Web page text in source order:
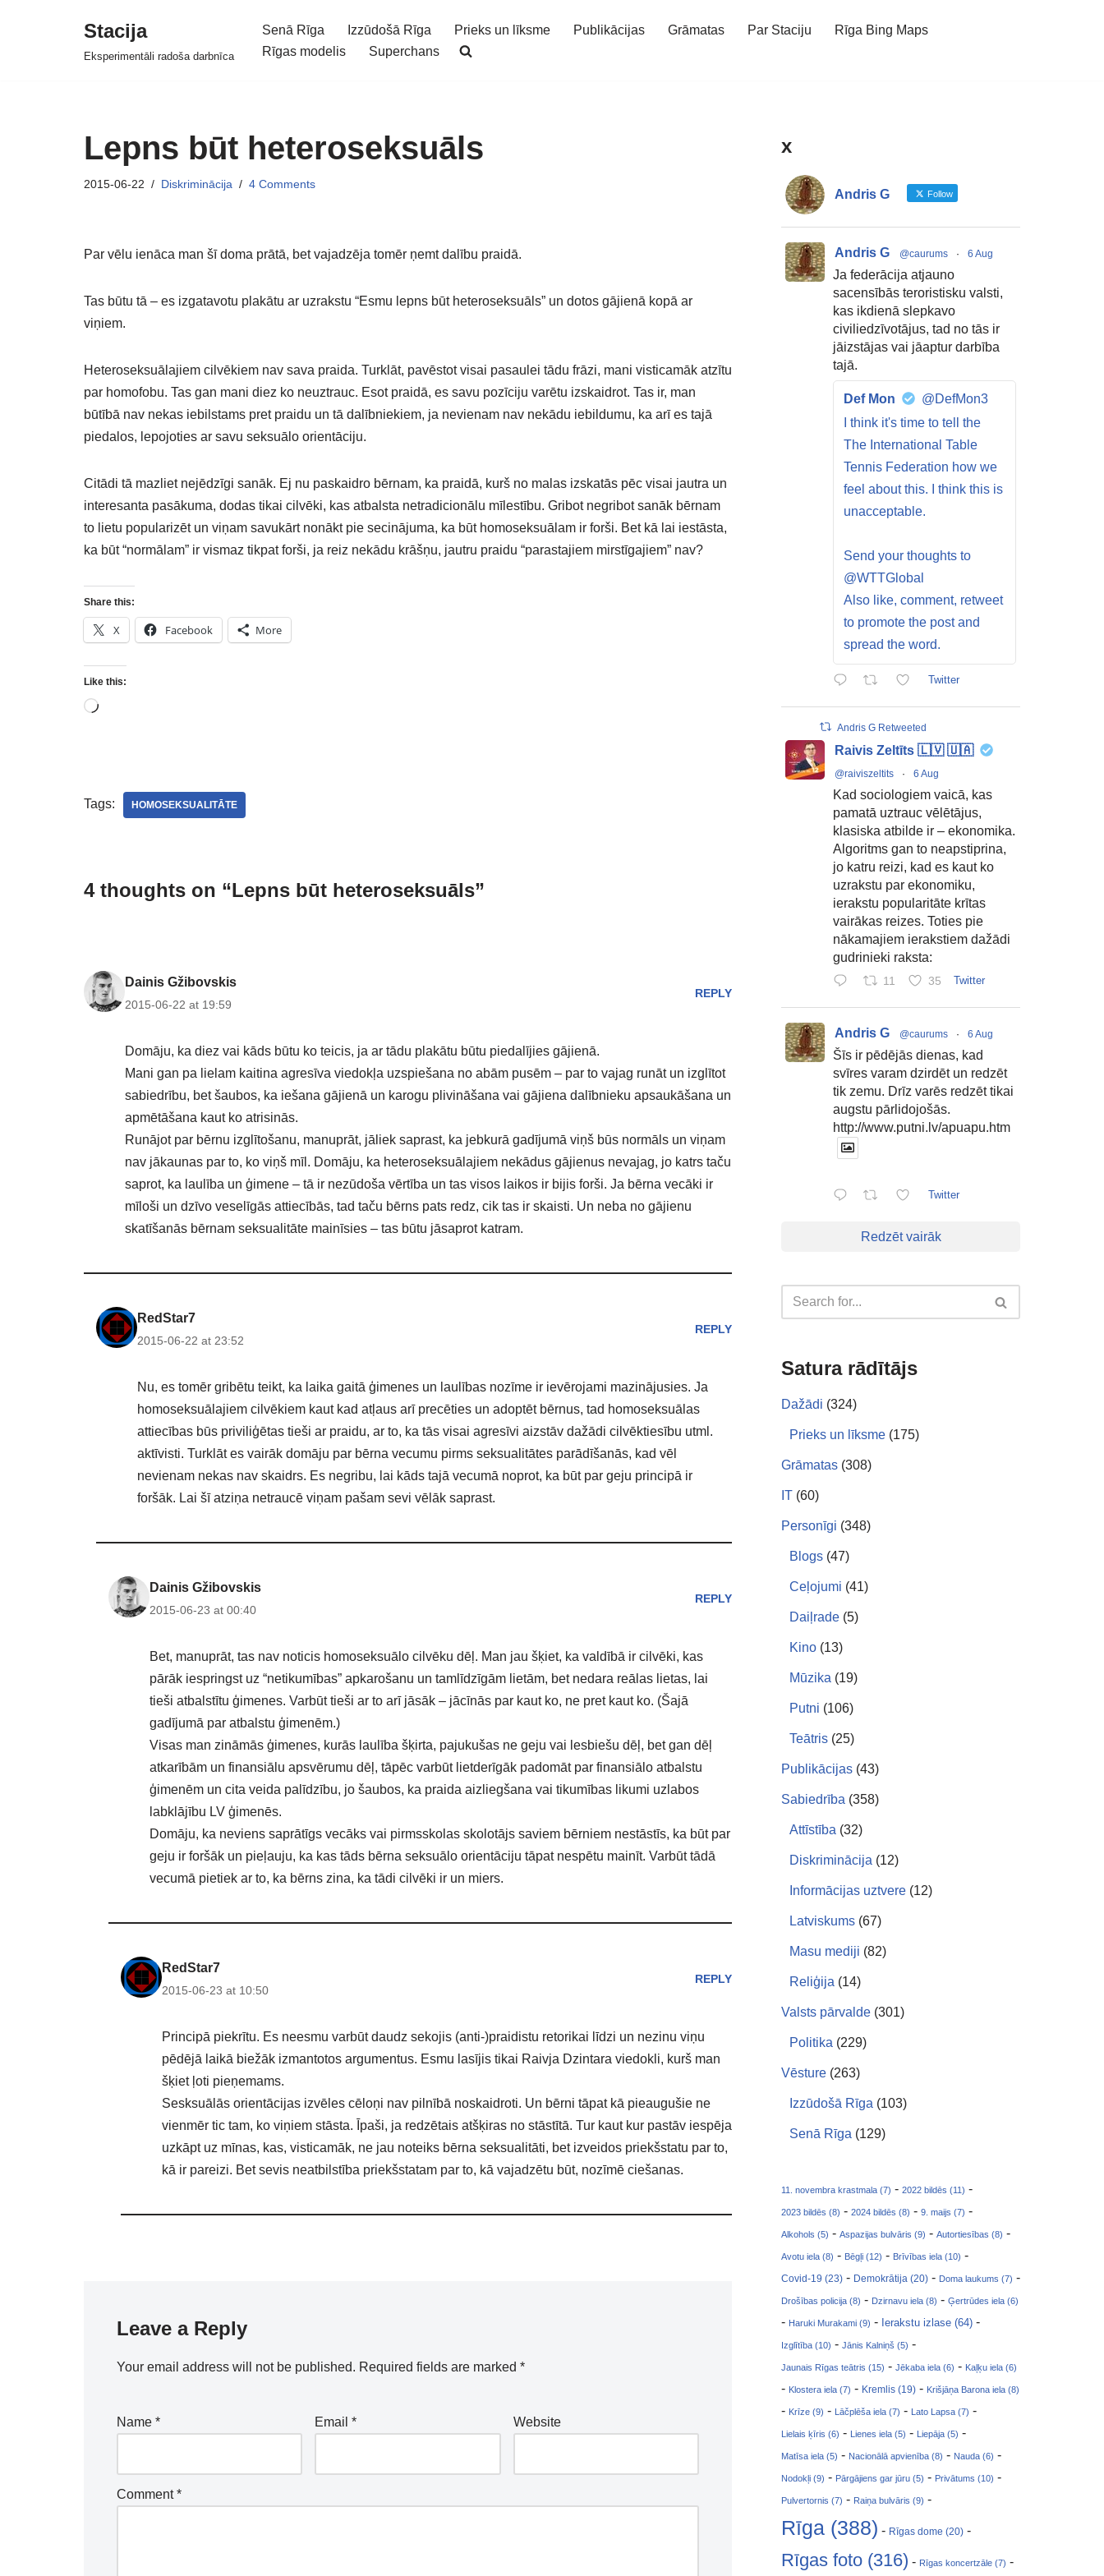
Stacija
Eksperimentāli radoša darbnīca
Senā Rīga Izzūdošā Rīga Prieks un līksme Publikācijas Grāmatas Par Staciju
Rīga Bing Maps
Rīgas modelis
Superchans
Lepns būt heteroseksuāls
2015-06-22 Diskriminācija 4 Comments
Par vēlu ienāca man šī doma prātā, bet vajadzēja tomēr ņemt dalību praidā.
Tas būtu tā – es izgatavotu plakātu ar uzrakstu “Esmu lepns būt heteroseksuāls” un dotos gājienā kopā ar
viņiem.
Heteroseksuālajiem cilvēkiem nav sava praida. Turklāt, pavēstot visai pasaulei tādu frāzi, mani visticamāk atzītu
par homofobu. Tas gan mani diez ko neuztrauc. Esot praidā, es savu pozīciju varētu izskaidrot. Tas ir, man
būtībā nav nekas iebilstams pret praidu un tā dalībniekiem, ja nevienam nav nekādu iebildumu, ka arī es tajā
piedalos, lepojoties ar savu seksuālo orientāciju.
Citādi tā mazliet nejēdzīgi sanāk. Ej nu paskaidro bērnam, ka praidā, kurš no malas izskatās pēc visai jautra un
interesanta pasākuma, dodas tikai cilvēki, kas atbalsta netradicionālu mīlestību. Gribot negribot sanāk bērnam
to lietu popularizēt un viņam savukārt nonākt pie secinājuma, ka būt homoseksuālam ir forši. Bet kā lai iestāsta,
ka būt “normālam” ir vismaz tikpat forši, ja reiz nekādu krāšņu, jautru praidu “parastajiem mirstīgajiem” nav?
Share this:
X Facebook More
Like this:
Tags: HOMOSEKSUALITĀTE
4 thoughts on “Lepns būt heteroseksuāls”
Dainis Gžibovskis
2015-06-22 at 19:59
REPLY
Domāju, ka diez vai kāds būtu ko teicis, ja ar tādu plakātu būtu piedalījies gājienā.
Mani gan pa lielam kaitina agresīva viedokļa uzspiešana no abām pusēm – par to vajag runāt un izglītot
sabiedrību, bet šaubos, ka iešana gājienā un karogu plivināšana vai gājiena dalībnieku apsaukāšana un
apmētāšana kaut ko atrisinās.
Runājot par bērnu izglītošanu, manuprāt, jāliek saprast, ka jebkurā gadījumā viņš būs normāls un viņam
nav jākaunas par to, ko viņš mīl. Domāju, ka heteroseksuālajiem nekādus gājienus nevajag, jo katrs taču
saprot, ka laulība un ģimene – tā ir nezūdoša vērtība un tas visos laikos ir bijis forši. Ja bērna vecāki ir
mīloši un dzīvo veselīgās attiecībās, tad taču bērns pats redz, cik tas ir skaisti. Un neba no gājienu
skatīšanās bērnam seksualitāte mainīsies – tas būtu jāsaprot katram.
RedStar7
2015-06-22 at 23:52
REPLY
Nu, es tomēr gribētu teikt, ka laika gaitā ģimenes un laulības nozīme ir ievērojami mazinājusies. Ja
homoseksuālajiem cilvēkiem kaut kad atļaus arī precēties un adoptēt bērnus, tad homoseksuālas
attiecības būs priviliģētas tieši ar praidu, ar to, ka tās visai agresīvi aizstāv dažādi cilvēktiesību utml.
aktīvisti. Turklāt es vairāk domāju par bērna vecumu pirms seksualitātes parādīšanās, kad vēl
nevienam nekas nav skaidrs. Es negribu, lai kāds tajā vecumā noprot, ka būt par geju principā ir
foršāk. Lai šī atziņa netraucē viņam pašam sevi vēlāk saprast.
Dainis Gžibovskis
2015-06-23 at 00:40
REPLY
Bet, manuprāt, tas nav noticis homoseksuālo cilvēku dēļ. Man jau šķiet, ka valdībā ir cilvēki, kas
pārāk iespringst uz “netikumības” apkarošanu un tamlīdzīgām lietām, bet nedara reālas lietas, lai
tieši atbalstītu ģimenes. Varbūt tieši ar to arī jāsāk – jācīnās par kaut ko, ne pret kaut ko. (Šajā
gadījumā par atbalstu ģimenēm.)
Visas man zināmās ģimenes, kurās laulība šķirta, pajukušas ne geju vai lesbiešu dēļ, bet gan dēļ
atkarībām un finansiālu apsvērumu dēļ, tāpēc varbūt lietderīgāk padomāt par finansiālo atbalstu
ģimenēm un cita veida palīdzību, jo šaubos, ka praida aizliegšana vai tikumības likumi uzlabos
labklājību LV ģimenēs.
Domāju, ka neviens saprātīgs vecāks vai pirmsskolas skolotājs saviem bērniem nestāstīs, ka būt par
geju ir foršāk un pieļauju, ka kas tāds bērna seksuālo orientāciju tāpat nespētu mainīt. Varbūt tādā
vecumā pietiek ar to, ka bērns zina, ka tādi cilvēki ir un miers.
RedStar7
2015-06-23 at 10:50
REPLY
Principā piekrītu. Es neesmu varbūt daudz sekojis (anti-)praidistu retorikai līdzi un nezinu viņu
pēdējā laikā biežāk izmantotos argumentus. Esmu lasījis tikai Raivja Dzintara viedokli, kurš man
šķiet ļoti pieņemams.
Sesksuālās orientācijas izvēles cēloņi nav pilnībā noskaidroti. Un bērni tāpat kā pieaugušie ne
vienmēr tic tam, ko viņiem stāsta. Īpaši, ja redzētais atšķiras no stāstītā. Tur kaut kur pastāv iespēja
uzkāpt uz mīnas, kas, visticamāk, ne jau noteiks bērna seksualitāti, bet izveidos priekšstatu par to,
kā ir pareizi. Bet sevis neatbilstība priekšstatam par to, kā vajadzētu būt, nozīmē ciešanas.
Leave a Reply
Your email address will not be published. Required fields are marked *
Name * Email* Website
Comment*
x
Andris G Follow
Andris G @caurums · 6 Aug
Ja federācija atjauno
sacensībās teroristisku valsti,
kas ikdienā slepkavo
civiliedzīvotājus, tad no tās ir
jāizstājas vai jāaptur darbība
tajā.
Def Mon
@DefMon3
I think it's time to tell the
The International Table
Tennis Federation how we
feel about this. I think this is
unacceptable.
Send your thoughts to
@WTTGlobal
Also like, comment, retweet
to promote the post and
spread the word.
Twitter
Andris G Retweeted
Raivis Zeltīts 🇱🇻 🇺🇦
@raiviszeltits · 6 Aug
Kad sociologiem vaicā, kas
pamatā uztrauc vēlētājus,
klasiska atbilde ir – ekonomika.
Algoritms gan to neapstiprina,
jo katru reizi, kad es kaut ko
uzrakstu par ekonomiku,
ierakstu popularitāte krītas
vairākas reizes. Toties pie
nākamajiem ierakstiem dažādi
gudrinieki raksta:
11 35 Twitter
Andris G @caurums · 6 Aug
Šīs ir pēdējās dienas, kad
svīres varam dzirdēt un redzēt
tik zemu. Drīz varēs redzēt tikai
augstu pārlidojošās.
http://www.putni.lv/apuapu.htm
Twitter
Redzēt vairāk
Satura rādītājs
Dažādi (324)
Prieks un līksme (175)
Grāmatas (308)
IT (60)
Personīgi (348)
Blogs (47)
Ceļojumi (41)
Daiļrade (5)
Kino (13)
Mūzika (19)
Putni (106)
Teātris (25)
Publikācijas (43)
Sabiedrība (358)
Attīstība (32)
Diskriminācija (12)
Informācijas uztvere (12)
Latviskums (67)
Masu mediji (82)
Reliģija (14)
Valsts pārvalde (301)
Politika (229)
Vēsture (263)
Izzūdošā Rīga (103)
Senā Rīga (129)
11. novembra krastmala (7) - 2022 bildēs (11) -
2023 bildēs (8) - 2024 bildēs (8) - 9. maijs (7) -
Alkohols (5) - Aspazijas bulvāris (9) - Autortiesības (8) -
Avotu iela (8) - Bēgļi (12) - Brīvības iela (10) -
Covid-19 (23) - Demokrātija (20) - Doma laukums (7) -
Drošības policija (8) - Dzirnavu iela (8) - Ģertrūdes iela (6)
- Haruki Murakami (9) - Ierakstu izlase (64) -
Izglītība (10) - Jānis Kalniņš (5) -
Jaunais Rīgas teātris (15) - Jēkaba iela (6) - Kaļķu iela (6)
- Klostera iela (7) - Kremlis (19) - Krišjāņa Barona iela (8)
- Krīze (9) - Lāčplēša iela (7) - Lato Lapsa (7) -
Lielais ķīris (6) - Lienes iela (5) - Liepāja (5) -
Matīsa iela (5) - Nacionālā apvienība (8) - Nauda (6) -
Nodokļi (9) - Pārgājiens gar jūru (5) - Privātums (10) -
Pulvertornis (7) - Raiņa bulvāris (9) -
Rīga (388) - Rīgas dome (20) -
Rīgas foto (316) - Rīgas koncertzāle (7) -